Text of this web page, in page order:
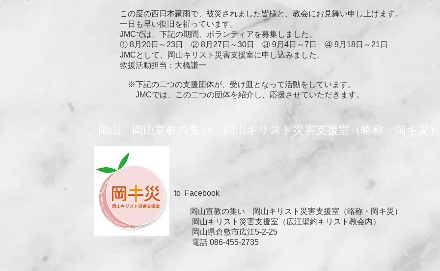
この度の西日本豪雨で、被災されました皆様と、教会にお見舞い申し上げます。
一日も早い復旧を祈っています。
JMCでは、下記の期間、ボランティアを募集しました。
① 8月20日～23日 ② 8月27日～30日 ③ 9月4日～7日 ④ 9月18日～21日
JMCとして、岡山キリスト災害支援室に申し込みました。
救援活動担当：大橋謙一
※下記の二つの支援団体が、受け皿となって活動をしています。
JMCでは、この二つの団体を紹介し、応援させていただきます。
岡山 岡山宣教の集い 岡山キリスト災害支援室（略称・岡キ災）
to Facebook
岡山宣教の集い 岡山キリスト災害支援室（略称・岡キ災）
岡山キリスト災害支援室（広江聖約キリスト教会内）
岡山県倉敷市広江5-2-25
電話 086-455-2735